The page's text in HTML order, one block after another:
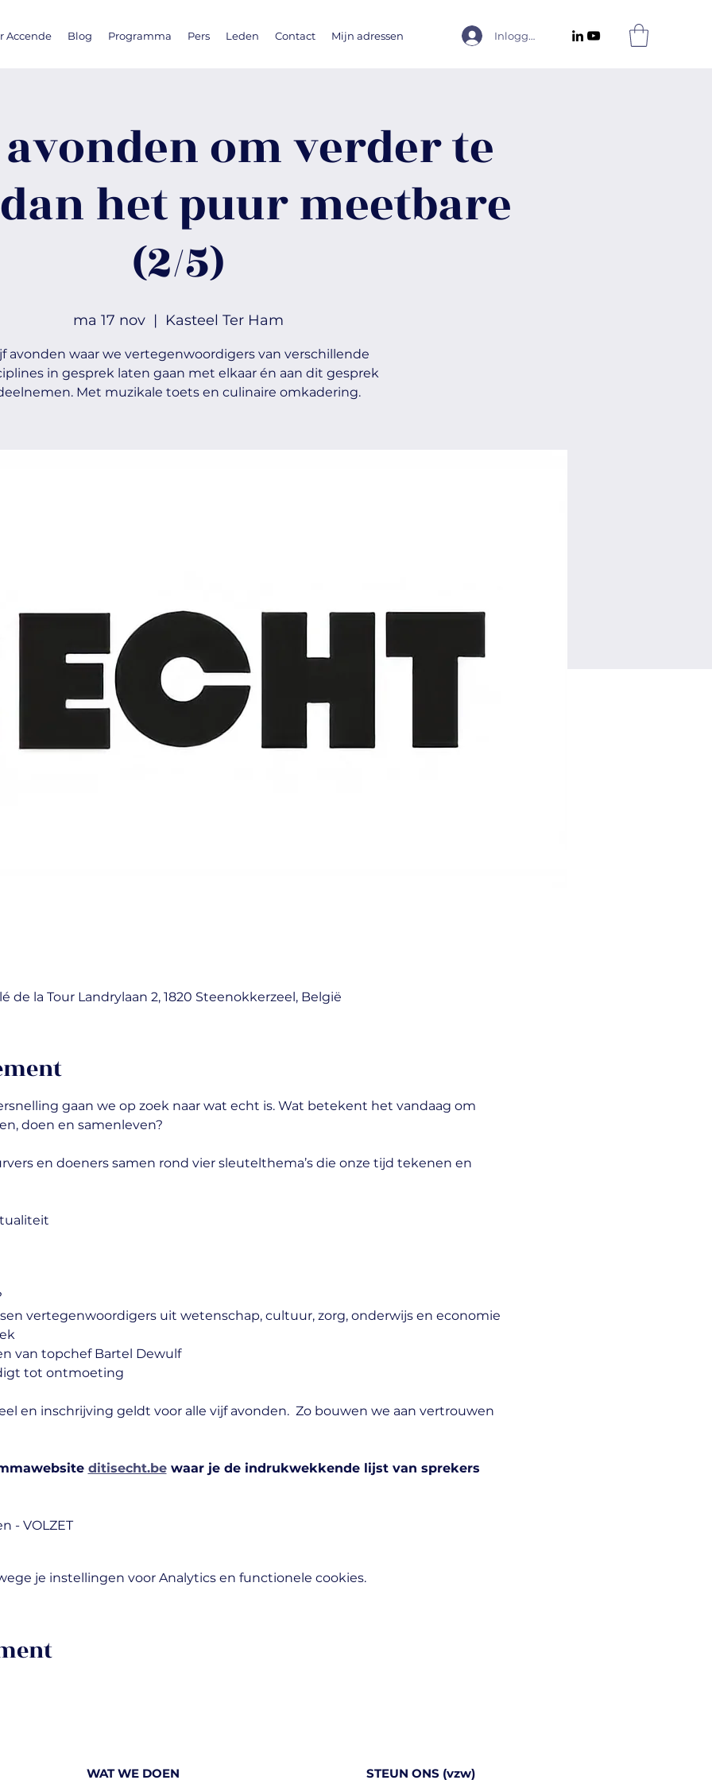
Accende Blog Programma Pers Leden Contact Mijn adressen Inloggen
avonden om verder te
het puur meetbare
(2/5)
ma 17 nov
  |
Kasteel Ter Ham
avonden waar we vertegenwoordigers van verschillende
in gesprek laten gaan met elkaar én aan dit gesprek
Met muzikale toets en culinaire omkadering.
de la Tour Landrylaan 2, 1820 Steenokkerzeel, België
gaan we op zoek naar wat echt is. Wat betekent het vandaag om
doen en samenleven?
en doeners samen rond vier sleutelthema’s die onze tijd tekenen en
vertegenwoordigers uit wetenschap, cultuur, zorg, onderwijs en economie
van topchef Bartel Dewulf
tot ontmoeting
en inschrijving geldt voor alle vijf avonden.  Zo bouwen we aan vertrouwen
ditisecht.be waar je de indrukwekkende lijst van sprekers
- VOLZET
je instellingen voor Analytics en functionele cookies.
WAT WE DOEN STEUN ONS (vzw)